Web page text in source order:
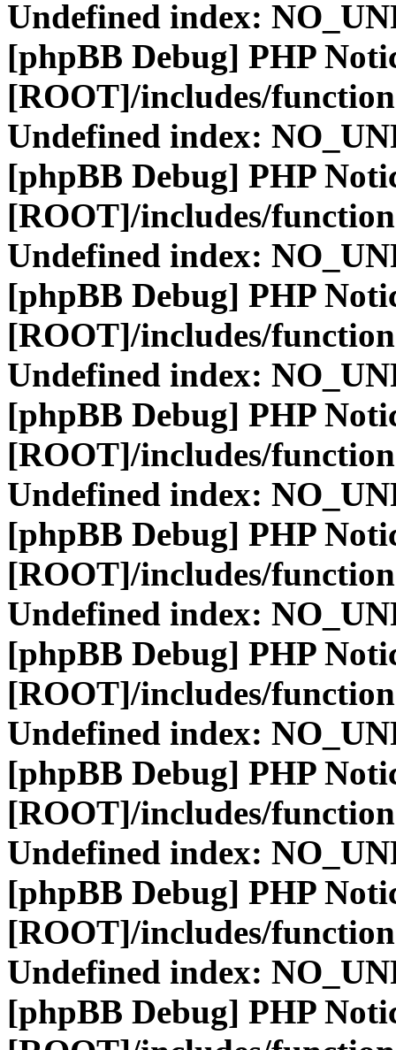
Undefined index:
[phpBB Debug] PHP
[ROOT]/includes/
Undefined index:
[phpBB Debug] PHP
[ROOT]/includes/
Undefined index:
[phpBB Debug] PHP
[ROOT]/includes/
Undefined index:
[phpBB Debug] PHP
[ROOT]/includes/
Undefined index:
[phpBB Debug] PHP
[ROOT]/includes/
Undefined index:
[phpBB Debug] PHP
[ROOT]/includes/
Undefined index:
[phpBB Debug] PHP
[ROOT]/includes/
Undefined index:
[phpBB Debug] PHP
[ROOT]/includes/
Undefined index:
[phpBB Debug] PHP